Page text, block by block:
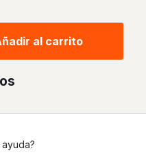
al carrito